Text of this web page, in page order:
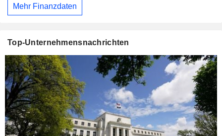
Mehr Finanzdaten
Top-Unternehmensnachrichten